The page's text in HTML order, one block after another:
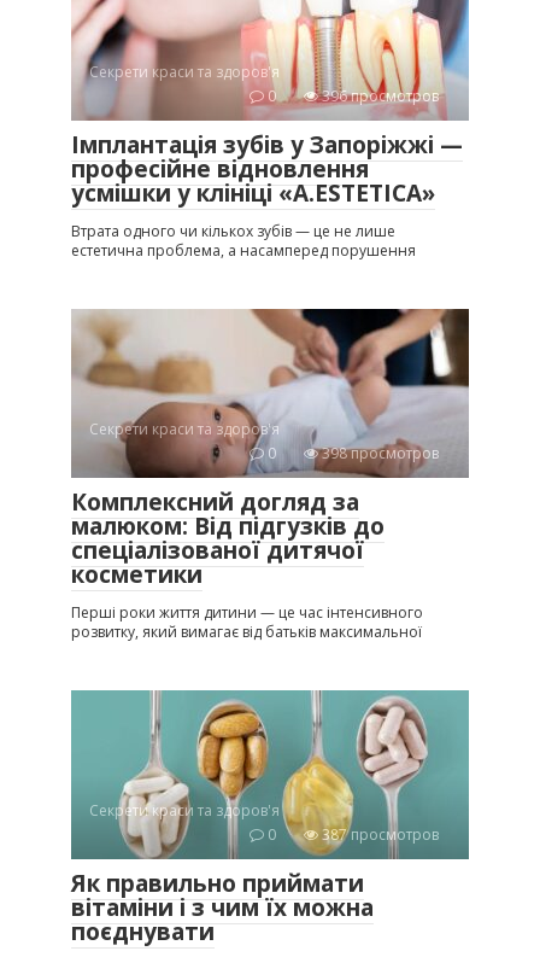
Секрети краси та здоров'я
0
396 просмотров
Імплантація зубів у Запоріжжі —
професійне відновлення
усмішки у клініці «A.ESTETICA»
Втрата одного чи кількох зубів — це не лише
естетична проблема, а насамперед порушення
Секрети краси та здоров'я
0
398 просмотров
Комплексний догляд за
малюком: Від підгузків до
спеціалізованої дитячої
косметики
Перші роки життя дитини — це час інтенсивного
розвитку, який вимагає від батьків максимальної
Секрети краси та здоров'я
0
387 просмотров
Як правильно приймати
вітаміни і з чим їх можна
поєднувати